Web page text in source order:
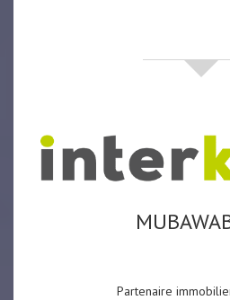
Partenaire